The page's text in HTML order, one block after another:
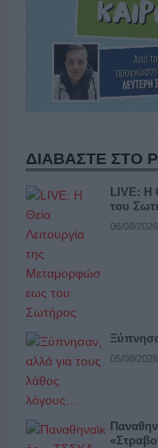
ΔΙΑΒΑΣΤΕ ΣΤΟ
LIVE: Η
του
06/08/
05/08/